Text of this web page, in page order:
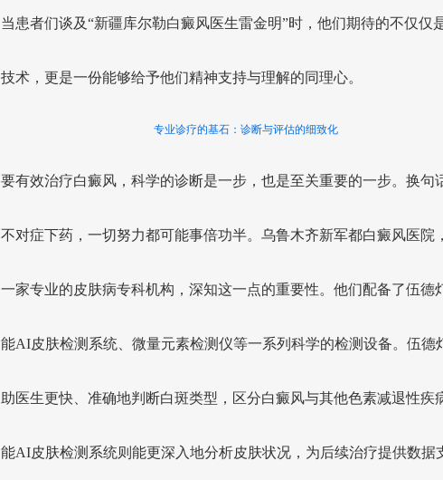
当患者们谈及“新疆库尔勒白癜风医生雷金明”时，他们期待的不仅仅
技术，更是一份能够给予他们精神支持与理解的同理心。
专业诊疗的基石：诊断与评估的细致化
要有效治疗白癜风，科学的诊断是一步，也是至关重要的一步。换句
不对症下药，一切努力都可能事倍功半。乌鲁木齐新军都白癜风医院
一家专业的皮肤病专科机构，深知这一点的重要性。他们配备了伍德
能AI皮肤检测系统、微量元素检测仪等一系列科学的检测设备。伍德
助医生更快、准确地判断白斑类型，区分白癜风与其他色素减退性疾
能AI皮肤检测系统则能更深入地分析皮肤状况，为后续治疗提供数据